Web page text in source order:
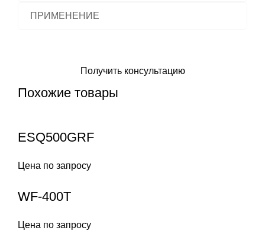
ПРИМЕНЕНИЕ
Получить консультацию
Похожие товары
ESQ500GRF
Цена по запросу
WF-400T
Цена по запросу